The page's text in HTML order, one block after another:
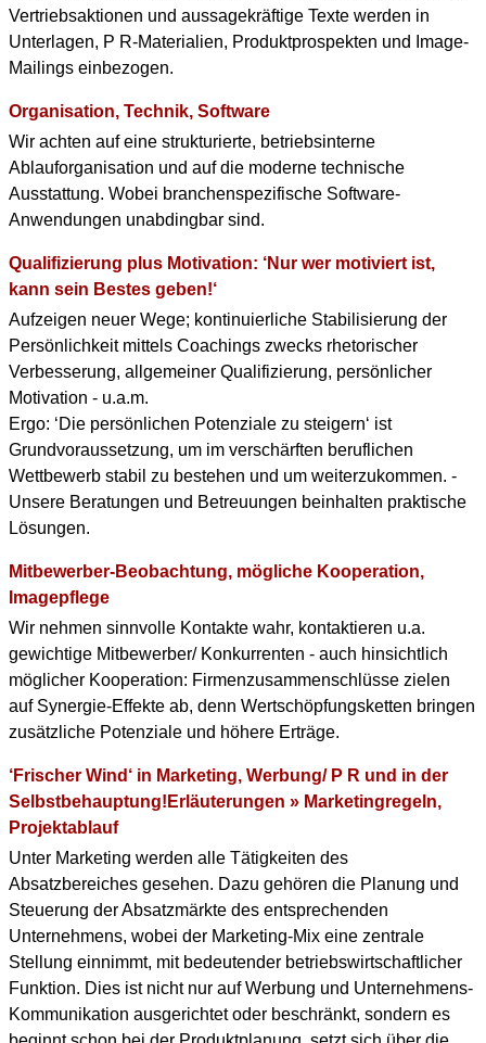
Vertriebsaktionen und aussagekräftige Texte werden in
Unterlagen, P R-Materialien, Produktprospekten und Image-
Mailings einbezogen.
Organisation, Technik, Software
Wir achten auf eine strukturierte, betriebsinterne
Ablauforganisation und auf die moderne technische
Ausstattung. Wobei branchenspezifische Software-
Anwendungen unabdingbar sind.
Qualifizierung plus Motivation: ‘Nur wer motiviert ist,
kann sein Bestes geben!‘
Aufzeigen neuer Wege; kontinuierliche Stabilisierung der
Persönlichkeit mittels Coachings zwecks rhetorischer
Verbesserung, allgemeiner Qualifizierung, persönlicher
Motivation - u.a.m.
Ergo: ‘Die persönlichen Potenziale zu steigern‘ ist
Grundvoraussetzung, um im verschärften beruflichen
Wettbewerb stabil zu bestehen und um weiterzukommen. -
Unsere Beratungen und Betreuungen beinhalten praktische
Lösungen.
Mitbewerber-Beobachtung, mögliche Kooperation,
Imagepflege
Wir nehmen sinnvolle Kontakte wahr, kontaktieren u.a.
gewichtige Mitbewerber/ Konkurrenten - auch hinsichtlich
möglicher Kooperation: Firmenzusammenschlüsse zielen
auf Synergie-Effekte ab, denn Wertschöpfungsketten bringen
zusätzliche Potenziale und höhere Erträge.
‘Frischer Wind‘ in Marketing, Werbung/ P R und in der
Selbstbehauptung!Erläuterungen » Marketingregeln,
Projektablauf
Unter Marketing werden alle Tätigkeiten des
Absatzbereiches gesehen. Dazu gehören die Planung und
Steuerung der Absatzmärkte des entsprechenden
Unternehmens, wobei der Marketing-Mix eine zentrale
Stellung einnimmt, mit bedeutender betriebswirtschaftlicher
Funktion. Dies ist nicht nur auf Werbung und Unternehmens-
Kommunikation ausgerichtet oder beschränkt, sondern es